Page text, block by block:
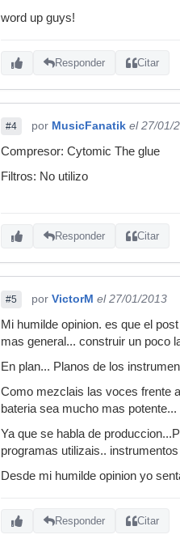
word up guys!
Responder Citar
#4 por MusicFanatik el 27/01/
Compresor: Cytomic The glue
Filtros: No utilizo
Responder Citar
#5 por VictorM el 27/01/2013
Mi humilde opinion. es que el
mas general... construir un poco
En plan... Planos de los
Como mezclais las voces frente
bateria sea mucho mas potente...
Ya que se habla de
programas utilizais..
Desde mi humilde opinion yo
Responder Citar